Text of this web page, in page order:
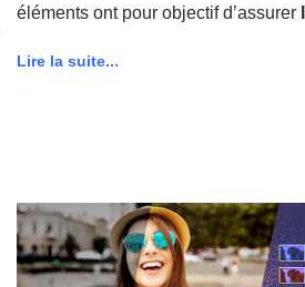
éléments ont pour objectif d’assurer
Lire la suite...